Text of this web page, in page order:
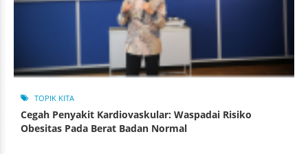
TOPIK KITA
Cegah Penyakit Kardiovaskular: Waspadai Risiko
Obesitas Pada Berat Badan Normal